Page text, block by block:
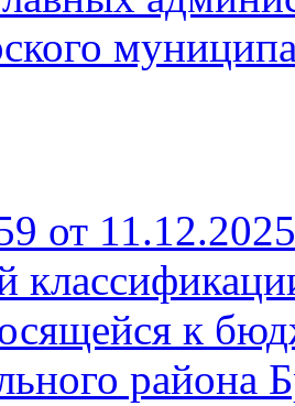
от
к
района